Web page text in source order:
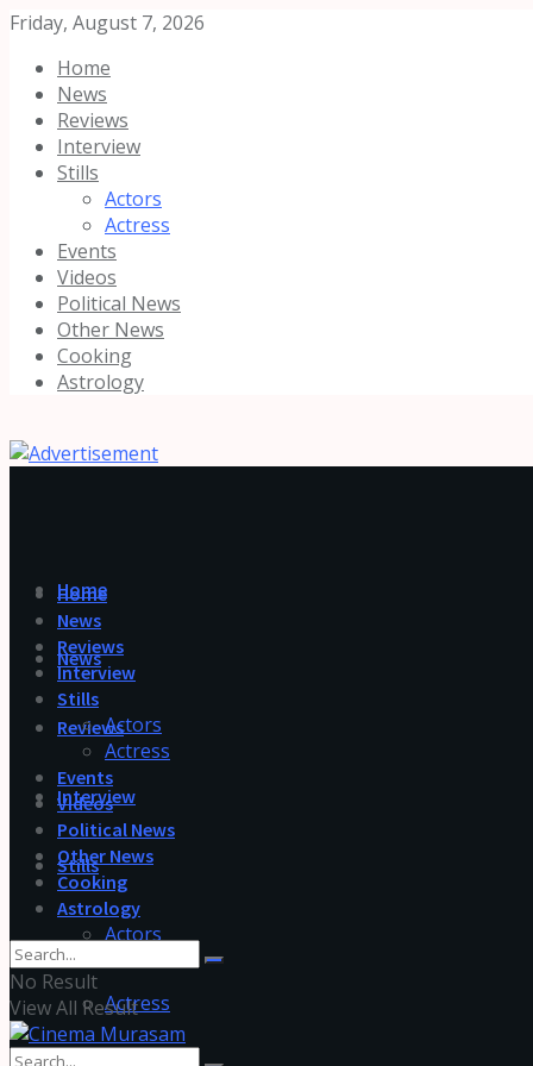
Friday, August 7, 2026
Home
News
Reviews
Interview
Stills
Actors
Actress
Events
Videos
Political News
Other News
Cooking
Astrology
Home
News
Reviews
Interview
Stills
Actors
Actress
Home
News
Reviews
Interview
Stills
Actors
Actress
Events
Videos
Political News
Other News
Cooking
Astrology
No Result
View All Result